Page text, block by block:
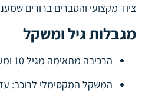
ציוד מקצועי והסברים ברורים
מגבלות גיל ומשקל
הרכיבה מתאימה מגיל 10 ומעלה.
המשקל המקסימלי לרוכב: עד 110